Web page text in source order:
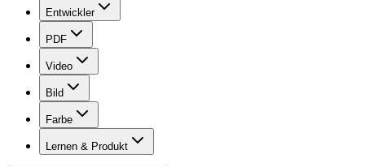
Entwickler
PDF
Video
Bild
Farbe
Lernen & Produkt